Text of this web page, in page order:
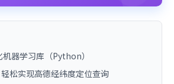
器学习库（Python）
松实现高德经纬度定位查询